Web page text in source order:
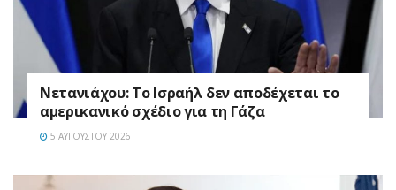
Νετανιάχου: Το Ισραήλ δεν αποδέχεται το
αμερικανικό σχέδιο για τη Γάζα
5 ΑΥΓΟΎΣΤΟΥ 2026